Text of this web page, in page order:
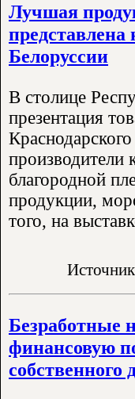
Лучшая
представлена
Белоруссии
В столице
презентация
производители
благородной
продукции,
того, на
Безработные
финансовую
собственного